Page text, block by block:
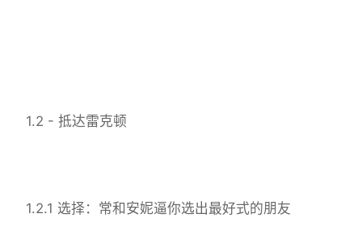
1.2 - 抵达雷克顿
1.2.1 选择：常和安妮逼你选出最好式的朋友